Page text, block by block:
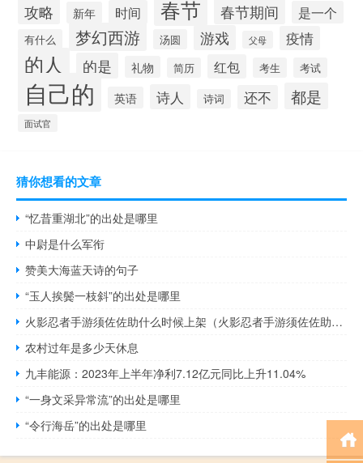
攻略 新年 时间 春节 春节期间 是一个
有什么 梦幻西游 汤圆 游戏 父母 疫情
的人 的是 礼物 简历 红包 考生 考试
自己的 英语 诗人 诗词 还不 都是
面试官
猜你想看的文章
“忆昔重湖北”的出处是哪里
中尉是什么军衔
赞美大海蓝天诗的句子
“玉人挨鬓一枝斜”的出处是哪里
火影忍者手游须佐佐助什么时候上架（火影忍者手游须佐佐助口令）
农村过年是多少天休息
九丰能源：2023年上半年净利7.12亿元同比上升11.04%
“一身文采异常流”的出处是哪里
“令行海岳”的出处是哪里